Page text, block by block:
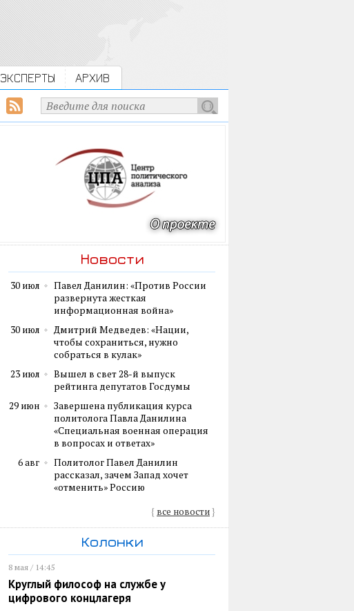
ЭКСПЕРТЫ АРХИВ
Новости
30 июл
Павел Данилин: «Против России
развернута жесткая
информационная война»
30 июл
Дмитрий Медведев: «Нации,
чтобы сохраниться, нужно
собраться в кулак»
23 июл
Вышел в свет 28-й выпуск
рейтинга депутатов Госдумы
29 июн
Завершена публикация курса
политолога Павла Данилина
«Специальная военная операция
в вопросах и ответах»
6 авг
Политолог Павел Данилин
рассказал, зачем Запад хочет
«отменить» Россию
{ все новости}
Колонки
8 мая / 14:45
Круглый философ на службе у
цифрового концлагеря